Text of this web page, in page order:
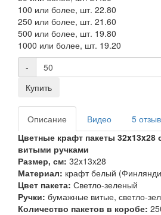
100 или более, шт. 22.80
250 или более, шт. 21.60
500 или более, шт. 19.80
1000 или более, шт. 19.20
-
Купить
Описание Видео
5
Цветные крафт пакеты 32x13x28
витыми ручками
Размер, см: 32x13x28
Материал: крафт белый
Цвет пакета: Светло-зеленый
Ручки: бумажные витые, светло-
Количество пакетов в коробе: